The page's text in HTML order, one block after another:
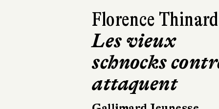
Harry Gruyaert
Je vois rouge
Hélium
32 pages, 21,90 €